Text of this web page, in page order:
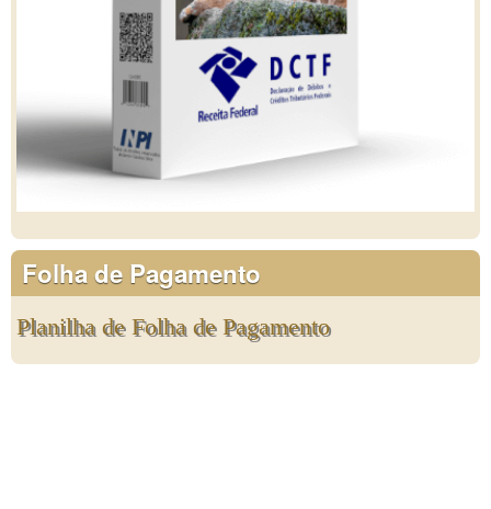
Folha de Pagamento
Planilha de Folha de Pagamento